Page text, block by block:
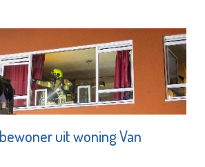
uit woning Van